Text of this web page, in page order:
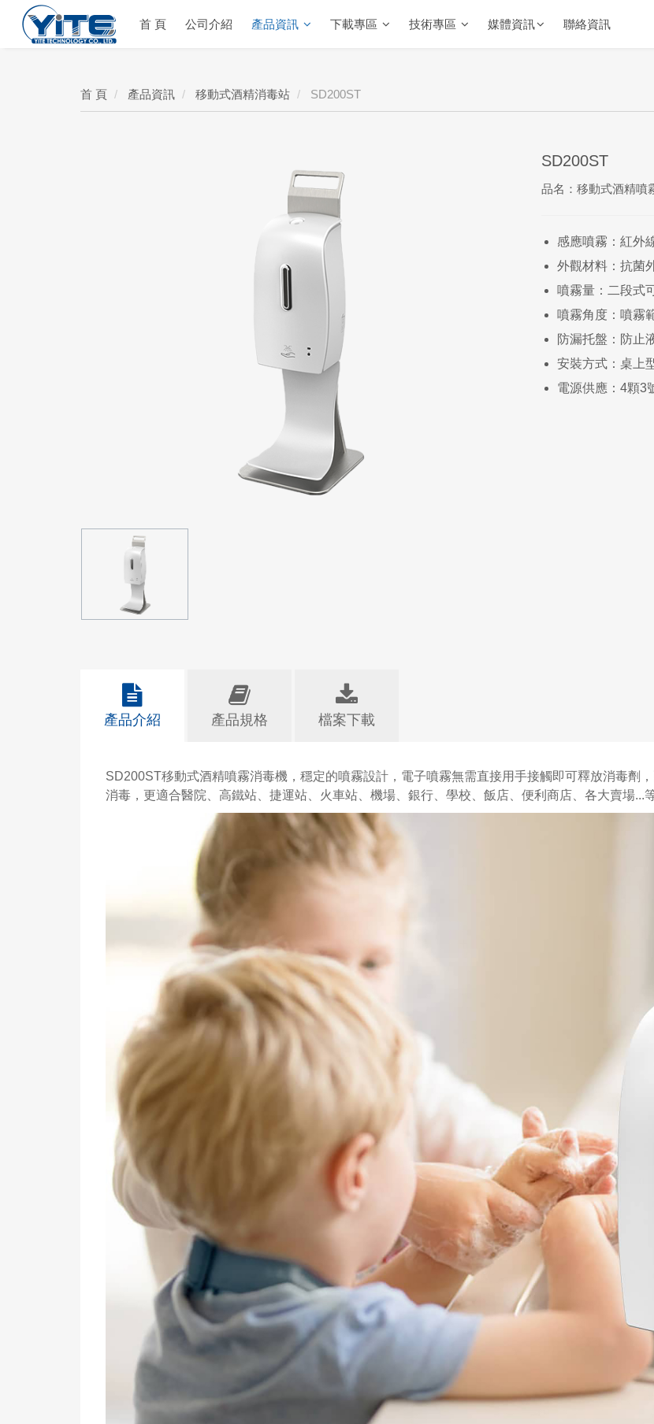
YITE Technology 首 頁 公司介紹 產品資訊 下載專區 技術專區 媒體資訊 聯絡資訊
首 頁 產品資訊 移動式酒精消毒站 SD200ST
SD200ST
品名：移動式酒精噴
感應噴霧：紅外
外觀材料：抗菌
噴霧量：二段式
噴霧角度：噴霧
防漏托盤：防止
安裝方式：桌上
電源供應：4顆3
產品介紹 產品規格 檔案下載
SD200ST移動式酒精噴霧消毒機，穩定的噴霧設計，電子噴霧無需直接用手接觸即可釋放消毒劑
消毒，更適合醫院、高鐵站、捷運站、火車站、機場、銀行、學校、飯店、便利商店、各大賣場...等